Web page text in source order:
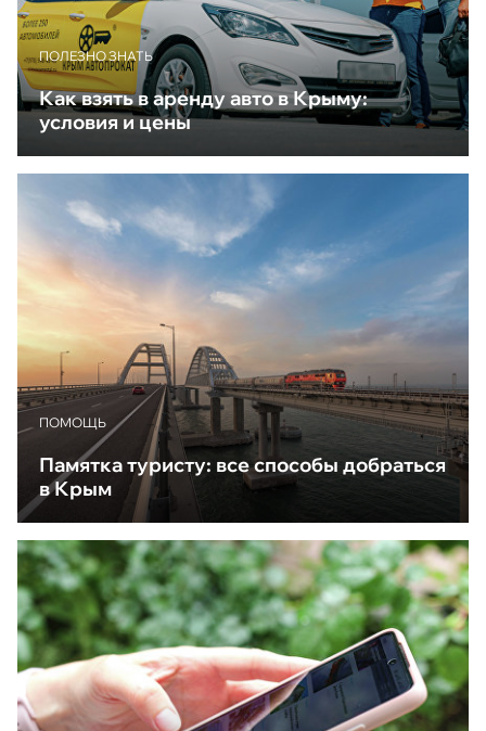
ПОЛЕЗНО ЗНАТЬ
Как взять в аренду авто в Крыму:
условия и цены
ПОМОЩЬ
Памятка туристу: все способы добраться
в Крым